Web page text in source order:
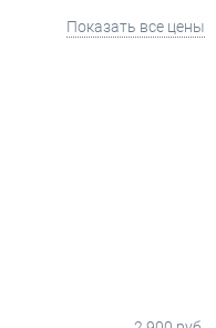
Показать все цены